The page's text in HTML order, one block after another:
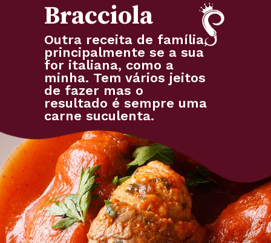
Outra receita de família,
principalmente se a sua
for italiana, como a
minha. Tem vários jeitos
de fazer mas o
resultado é sempre uma
carne suculenta.
Bracciola